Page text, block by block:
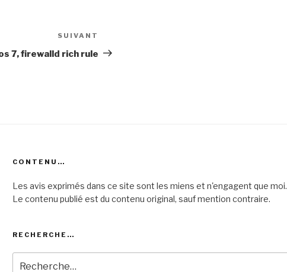
suivant
SUIVANT
7, firewalld rich rule
CONTENU…
Les avis exprimés dans ce site sont les miens et n'engagent que moi.
Le contenu publié est du contenu original, sauf mention contraire.
RECHERCHE…